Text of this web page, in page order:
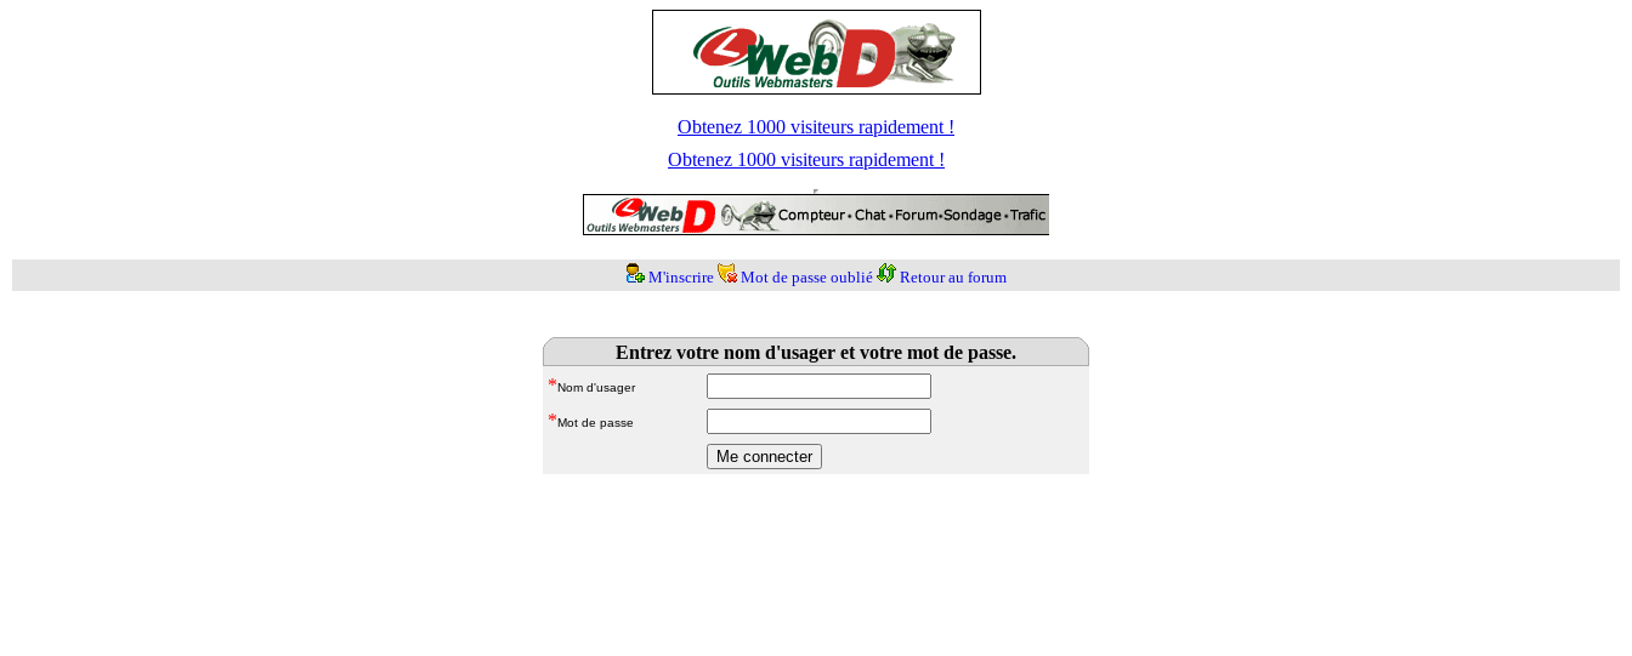
Obtenez 1000 visiteurs rapidement !
Obtenez 1000 visiteurs rapidement !
M'inscrire Mot de passe oublié Retour au forum
Entrez votre nom d'usager et votre mot de passe.
*Nom d'usager
*Mot de passe